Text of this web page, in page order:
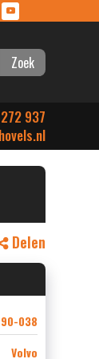
Zoek
937
Delen
038
Volvo